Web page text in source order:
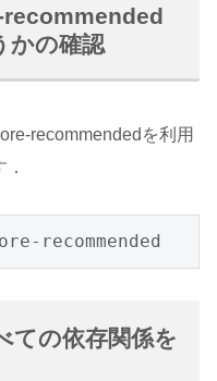
かの確認
recommendedを利用
recommended
ての依存関係を